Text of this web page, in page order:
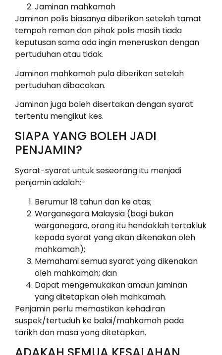
Jaminan mahkamah
Jaminan polis biasanya diberikan setelah tamat
tempoh reman dan pihak polis masih tiada
keputusan sama ada ingin meneruskan dengan
pertuduhan atau tidak.
Jaminan mahkamah pula diberikan setelah
pertuduhan dibacakan.
Jaminan juga boleh disertakan dengan syarat
tertentu mengikut kes.
SIAPA YANG BOLEH JADI
PENJAMIN?
Syarat-syarat untuk seseorang itu menjadi
penjamin adalah:-
Berumur 18 tahun dan ke atas;
Warganegara Malaysia (bagi bukan
warganegara, orang itu hendaklah tertakluk
kepada syarat yang akan dikenakan oleh
mahkamah);
Memahami semua syarat yang dikenakan
oleh mahkamah; dan
Dapat mengemukakan amaun jaminan
yang ditetapkan oleh mahkamah.
Penjamin perlu memastikan kehadiran
suspek/tertuduh ke balai/mahkamah pada
tarikh dan masa yang ditetapkan.